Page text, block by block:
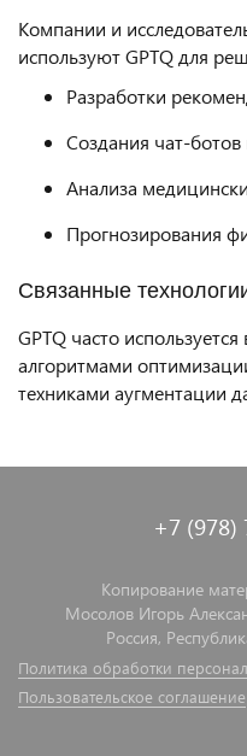
Компании и
используют GPTQ для
Разработки
Создания чат-
Анализа
Прогнозирования
Связанные
GPTQ часто
алгоритмами
техниками аугментации
+7 (978)
Копирование
Мосолов Игорь
Россия,
Политика обработки
Пользовательское соглашение